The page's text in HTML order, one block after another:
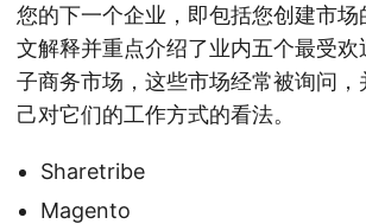
您的下一个企业，即包括您创建市场
文解释并重点介绍了业内五个最受
子商务市场，这些市场经常被询问，
己对它们的工作方式的看法。
Sharetribe
Magento